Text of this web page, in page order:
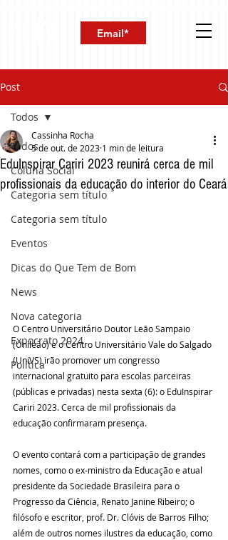
Post
Todos
Coluna Social
Categoria sem título
Categoria sem título
Eventos
Dicas do Que Tem de Bom
News
Nova categoria
Expocrato 2024
Política
Todos
EduInspirar Cariri 2023 reunirá cerca de mil
profissionais da educação do interior do Ceará
Cassinha Rocha
5 de out. de 2023 1 min de leitura
O Centro Universitário Doutor Leão Sampaio
(Unileão) e o Centro Universitário Vale do Salgado
(UniVS) irão promover um congresso
internacional gratuito para escolas parceiras
(públicas e privadas) nesta sexta (6): o EduInspirar
Cariri 2023. Cerca de mil profissionais da
educação confirmaram presença.
O evento contará com a participação de grandes
nomes, como o ex-ministro da Educação e atual
presidente da Sociedade Brasileira para o
Progresso da Ciência, Renato Janine Ribeiro; o
filósofo e escritor, prof. Dr. Clóvis de Barros Filho;
além de outros nomes ilustres da educação, como